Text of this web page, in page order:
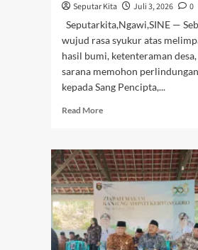
Seputar Kita Juli 3, 2026
0
Seputarkita,Ngawi,SINE —
wujud rasa syukur atas
hasil bumi, ketenteraman desa,
sarana memohon perlindungan
kepada Sang Pencipta,...
Read MoreRead
Meriah
dan
Penuh
Makna:
Pemdes
Hargosari
Gelar
Tradisi